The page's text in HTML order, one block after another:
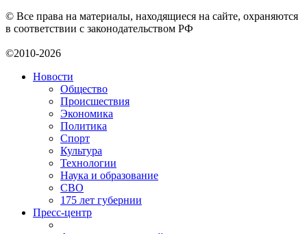
© Все права на материалы, находящиеся на сайте, охраняются
в соответствии с законодательством РФ
©2010-2026
Новости
Общество
Происшествия
Экономика
Политика
Спорт
Культура
Технологии
Наука и образование
СВО
175 лет губернии
Пресс-центр